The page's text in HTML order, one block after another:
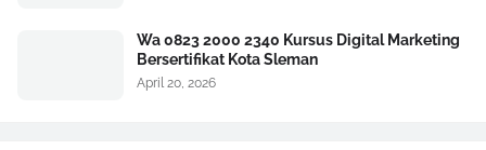
Wa 0823 2000 2340 Kursus Digital Marketing
Bersertifikat Kota Sleman
April 20, 2026